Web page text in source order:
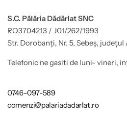
S.C. Pălăria Dădârlat SNC
RO3704213 / J01/262/1993
Str. Dorobanți, Nr. 5, Sebeș, județul
Telefonic ne gasiti de luni- vineri,
0746-097-589
comenzi@palariadadarlat.ro